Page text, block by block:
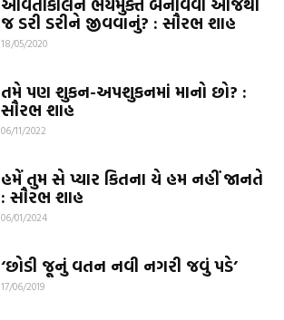
જ ડરી ડરીને જીવવાનું? : સૌરભ શાહ
18/05/2020
તમે પણ શુકન-અપશુકનમાં માનો છો? :
સૌરભ શાહ
06/11/2022
હમેં તુમ સે પ્યાર કિતના યે હમ નહીં જાનતે
: સૌરભ શાહ
06/01/2024
‘છોડી જૂનું વતન નવી નગરી જવું પડે’
17/06/2019